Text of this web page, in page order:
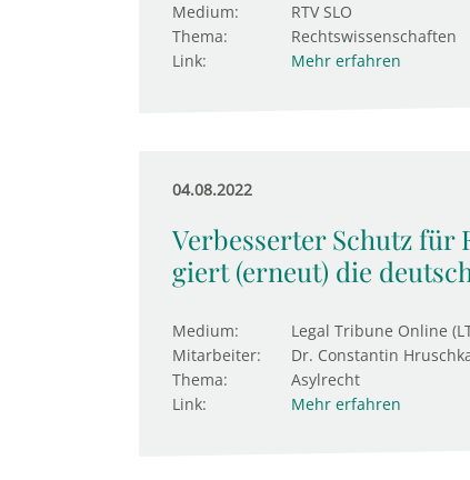
Medium:
RTV SLO
Thema:
Rechtswissenschaften
Link:
Mehr erfahren
04.08.2022
Verbesserter Schutz
giert (erneut) die
Medium:
Legal Tribune Online
Mitarbeiter:
Dr. Constantin
Thema:
Asylrecht
Link:
Mehr erfahren